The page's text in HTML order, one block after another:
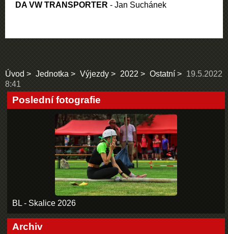
DA VW TRANSPORTER - Jan Suchánek
Úvod Jednotka Výjezdy 2022 Ostatní
19.5.2022
8:41
Poslední fotografie
BL - Skalice 2026
Archiv